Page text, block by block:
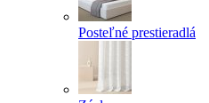
Posteľné prestieradlá